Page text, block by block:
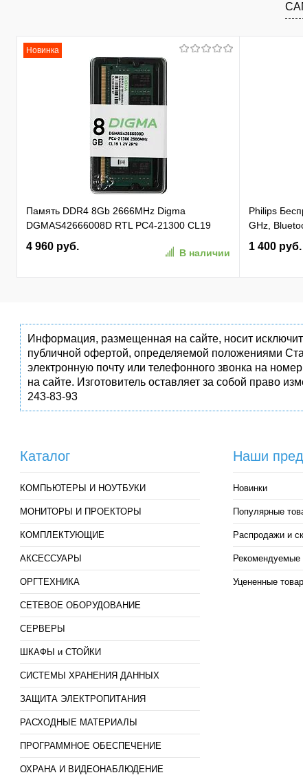
В
Новинка
Память DDR4 8Gb 2666MHz Digma
DGMAS42666008D RTL PC4-21300 CL19
SO-DIMM 260-pin 1.2В dual rank Ret
4 960 руб.
В наличии
Philips
GHz,
бесшумная
(SPK7407B/
1 400 руб.
Информация, размещенная на сайте, носит
публичной офертой, определяемой положениями
электронную почту или телефонного звонка на
на сайте. Изготовитель оставляет за собой право
243-83-93
Каталог
КОМПЬЮТЕРЫ И НОУТБУКИ
МОНИТОРЫ И ПРОЕКТОРЫ
КОМПЛЕКТУЮЩИЕ
АКСЕССУАРЫ
ОРГТЕХНИКА
СЕТЕВОЕ ОБОРУДОВАНИЕ
СЕРВЕРЫ
ШКАФЫ и СТОЙКИ
СИСТЕМЫ ХРАНЕНИЯ ДАННЫХ
ЗАЩИТА ЭЛЕКТРОПИТАНИЯ
РАСХОДНЫЕ МАТЕРИАЛЫ
ПРОГРАММНОЕ ОБЕСПЕЧЕНИЕ
ОХРАНА И ВИДЕОНАБЛЮДЕНИЕ
Наши
Новинки
Популярные
Распродажи и
Рекомендуемые
Уцененные